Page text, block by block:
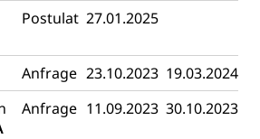
Postulat 27.01.2025
Anfrage 23.10.2023 19.03.2024
Anfrage 11.09.2023 30.10.2023